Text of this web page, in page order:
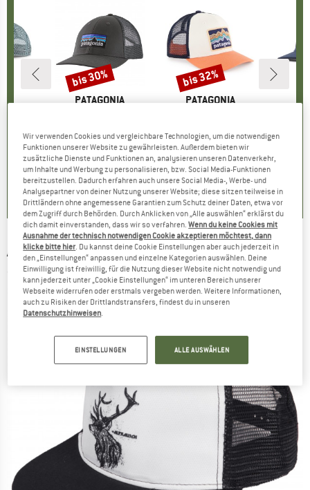
Preis
€
1
)
MARKE
PATAGONIA
Preis
39,95 € reduzierter Preis
ab27,97 €
4,4(12)
Rabatt
bis 30%
MARKE
PATAGONIA
Preis
34,95 € reduzierter Preis
ab 23,77 €
+7
4,8(35)
Rabatt
bis 32%
ALPRAUSCH -Blitz Hirsch Mütze - Cap
(0)
Wir verwenden Cookies und vergleichbare Technologien, um die notwendigen
Funktionen unserer Website zu gewährleisten. Außerdem bieten wir
zusätzliche Dienste und Funktionen an, analysieren unseren Datenverkehr,
um Inhalte und Werbung zu personalisieren, bzw. Social Media-Funktionen
bereitzustellen. Dadurch erfahren auch unsere Social Media-, Werbe- und
Analysepartner von deiner Nutzung unserer Website; diese sitzen teilweise in
Drittländern ohne angemessene Garantien zum Schutz deiner Daten, etwa vor
dem Zugriff durch Behörden. Durch Anklicken von „Alle auswählen“ erklärst du
dich damit einverstanden, dass wir so verfahren.Wenn du keine Cookies mit
Ausnahme der technisch notwendigen Cookie akzeptieren möchtest, dann
klicke bitte hier . Du kannst deine Cookie Einstellungen aber auch jederzeit in
den „Einstellungen“ anpassen und einzelne Kategorien auswählen. Deine
Einwilligung ist freiwillig, für die Nutzung dieser Website nicht notwendig und
kann jederzeit unter „Cookie Einstellungen“ im unteren Bereich unserer
Webseite widerrufen oder erstmals vergeben werden. Weitere Informationen,
auch zu Risiken der Drittlandstransfers, findest du in unseren
Datenschutzhinweisen
EINSTELLUNGEN ALLE AUSWÄHLEN